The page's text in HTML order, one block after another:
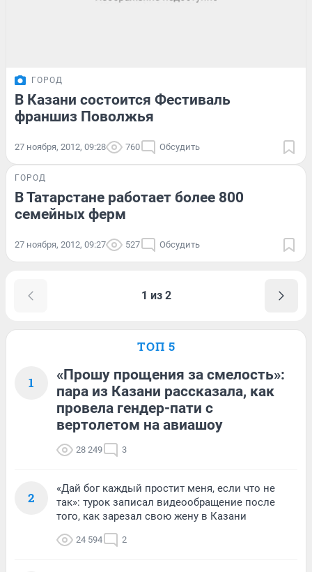
ГОРОД
В Казани состоится Фестиваль
франшиз Поволжья
27 ноября, 2012, 09:28 760 Обсудить
ГОРОД
В Татарстане работает более 800
семейных ферм
27 ноября, 2012, 09:27 527 Обсудить
1 из 2
ТОП 5
1
«Прошу прощения за смелость»:
пара из Казани рассказала, как
провела гендер-пати с
вертолетом на авиашоу
28 249 3
2
«Дай бог каждый простит меня, если что не
так»: турок записал видеообращение после
того, как зарезал свою жену в Казани
24 594 2